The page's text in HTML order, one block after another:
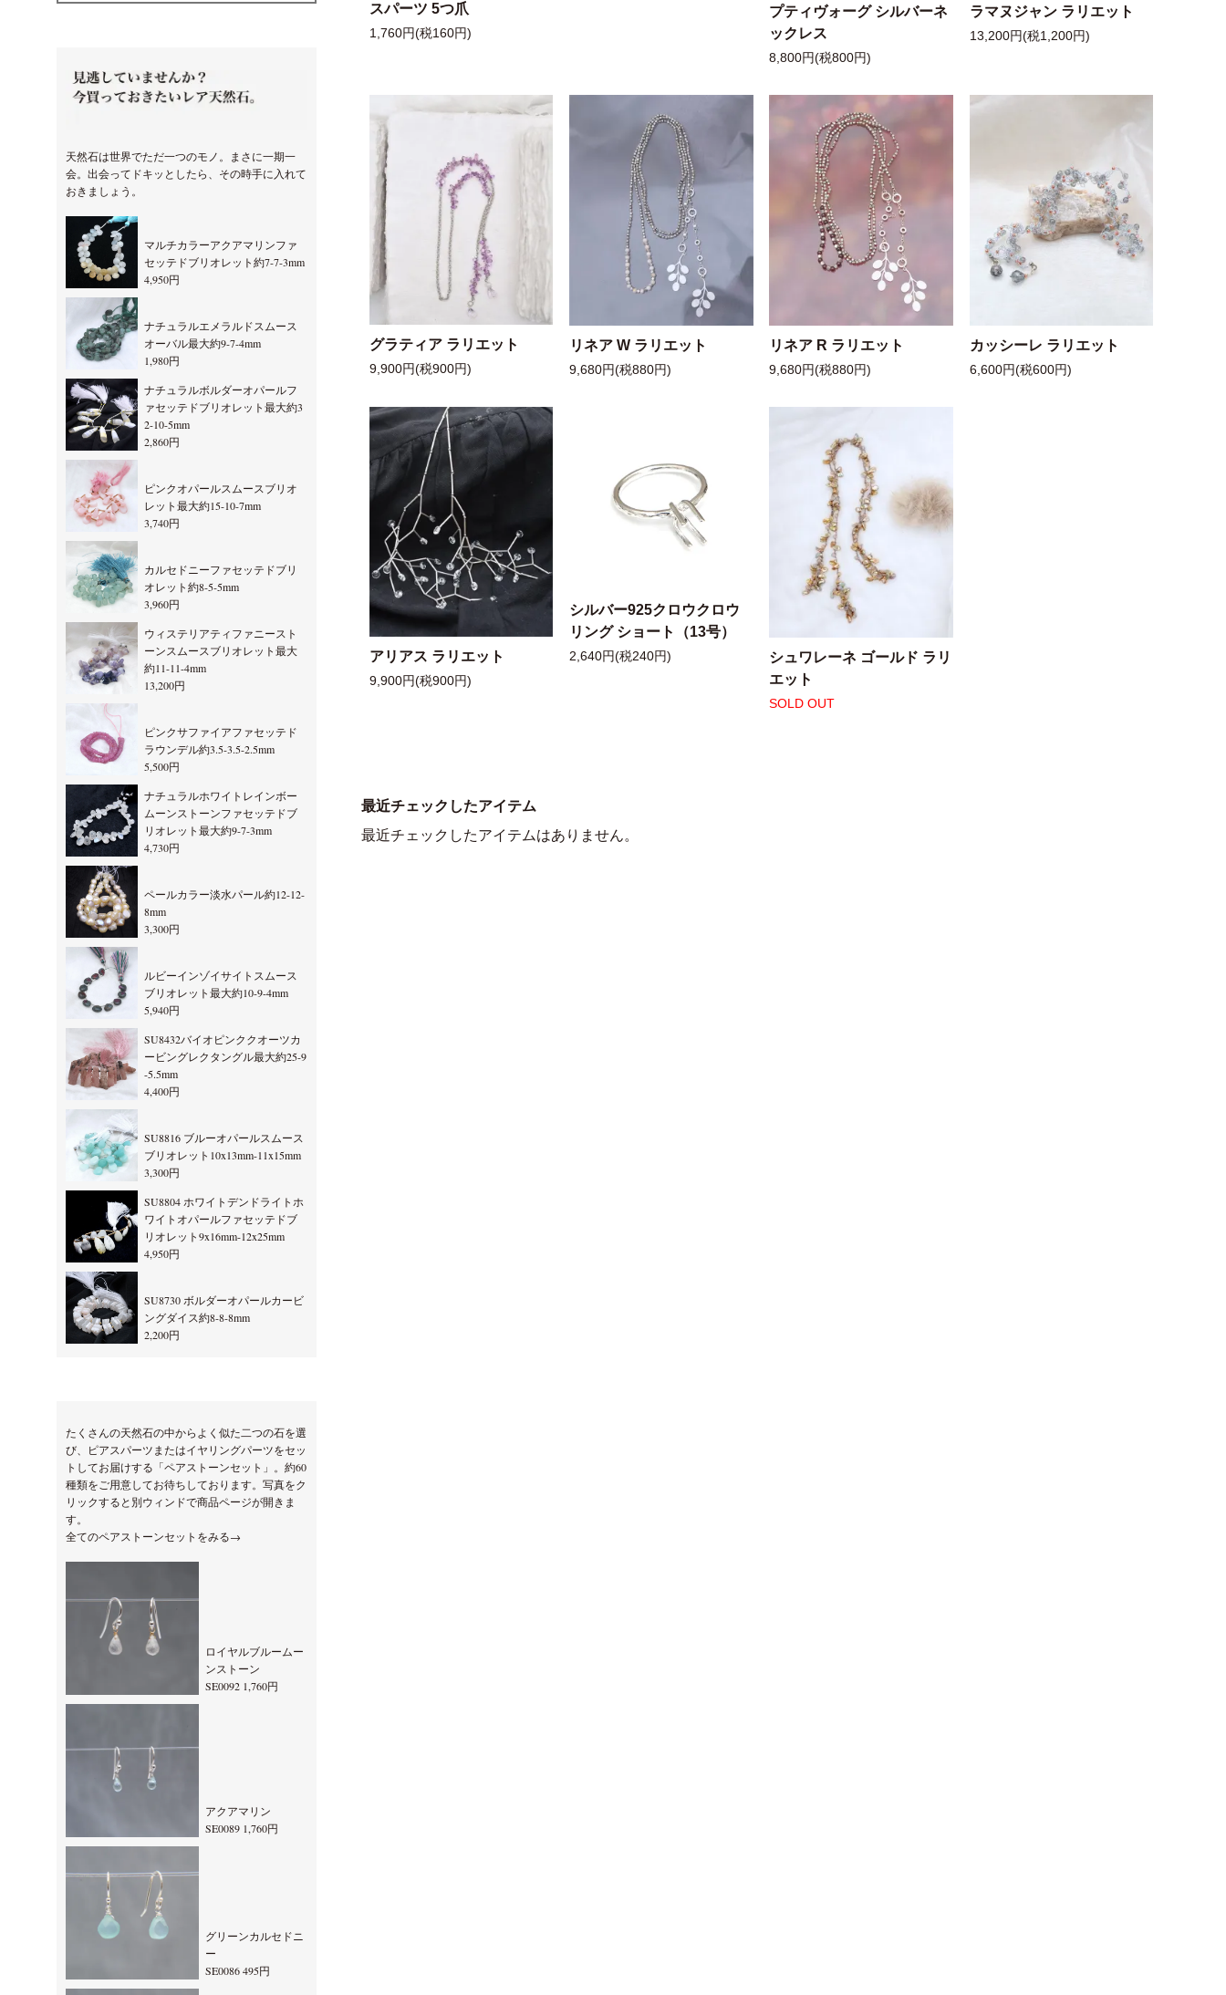
スパーツ 5つ爪
1,760円(税160円)
プティヴォーグ シルバーネ
ックレス
8,800円(税800円)
ラマヌジャン ラリエット
13,200円(税1,200円)
グラティア ラリエット
9,900円(税900円)
リネア W ラリエット
9,680円(税880円)
リネア R ラリエット
9,680円(税880円)
カッシーレ ラリエット
6,600円(税600円)
アリアス ラリエット
9,900円(税900円)
シルバー925クロウクロウ
リング ショート（13号）
2,640円(税240円)
シュワレーネ ゴールド ラリ
エット
SOLD OUT
最近チェックしたアイテム
最近チェックしたアイテムはありません。
天然石は世界でただ一つのモノ。まさに一期一
会。出会ってドキッとしたら、その時手に入れて
おきましょう。
マルチカラーアクアマリンファ
セッテドブリオレット約7-7-3mm
4,950円
ナチュラルエメラルドスムース
オーバル最大約9-7-4mm
1,980円
ナチュラルボルダーオパールフ
ァセッテドブリオレット最大約3
2-10-5mm
2,860円
ピンクオパールスムースブリオ
レット最大約15-10-7mm
3,740円
カルセドニーファセッテドブリ
オレット約8-5-5mm
3,960円
ウィステリアティファニースト
ーンスムースブリオレット最大
約11-11-4mm
13,200円
ピンクサファイアファセッテド
ラウンデル約3.5-3.5-2.5mm
5,500円
ナチュラルホワイトレインボー
ムーンストーンファセッテドブ
リオレット最大約9-7-3mm
4,730円
ペールカラー淡水パール約12-12-
8mm
3,300円
ルビーインゾイサイトスムース
ブリオレット最大約10-9-4mm
5,940円
SU8432バイオピンククオーツカ
ービングレクタングル最大約25-9
-5.5mm
4,400円
SU8816 ブルーオパールスムース
ブリオレット10x13mm-11x15mm
3,300円
SU8804 ホワイトデンドライトホ
ワイトオパールファセッテドブ
リオレット9x16mm-12x25mm
4,950円
SU8730 ボルダーオパールカービ
ングダイス約8-8-8mm
2,200円
たくさんの天然石の中からよく似た二つの石を選
び、ピアスパーツまたはイヤリングパーツをセッ
トしてお届けする「ペアストーンセット」。約60
種類をご用意してお待ちしております。写真をク
リックすると別ウィンドで商品ページが開きま
す。
全てのペアストーンセットをみる→
ロイヤルブルームー
ンストーン
SE0092 1,760円
アクアマリン
SE0089 1,760円
グリーンカルセドニ
ー
SE0086 495円